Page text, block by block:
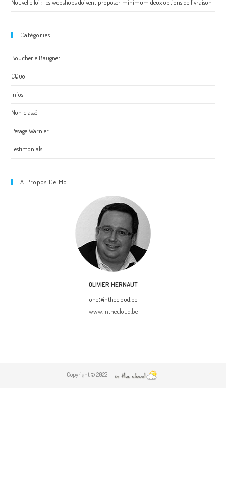
Nouvelle loi : les webshops doivent proposer minimum deux options de livraison
Catégories
Boucherie Baugnet
CQuoi
Infos
Non classé
Pesage Warnier
Testimonials
A Propos De Moi
OLIVIER HERNAUT
ohe@inthecloud.be
www.inthecloud.be
Copyright © 2022 -